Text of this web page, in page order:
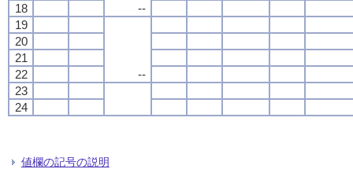
--
18
19
--
20
21
22
23
24
値欄の記号の説明